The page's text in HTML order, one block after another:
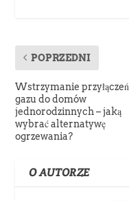
POPRZEDNI
Wstrzymanie przyłączeń
gazu do domów
jednorodzinnych – jaką
wybrać alternatywę
ogrzewania?
O AUTORZE